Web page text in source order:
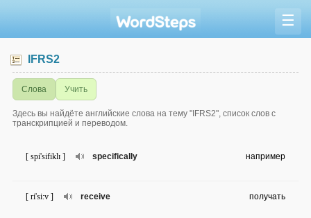
☰
IFRS2
Слова Учить
Здесь вы найдёте английские слова на тему "IFRS2", список слов с
транскрипцией и переводом.
specifically
[ spi'sifiklɪ ] например
receive
[ ri'si:v ] получать